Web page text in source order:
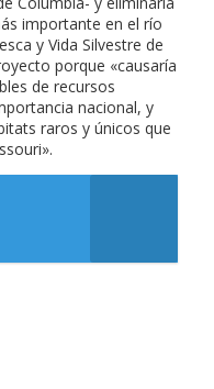
importante en el río
y Vida Silvestre de
porque «causaría
de recursos
nacional, y
raros y únicos que